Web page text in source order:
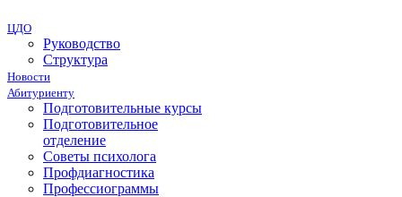
ЦДО
Руководство
Структура
Новости
Абитуриенту
Подготовительные курсы
Подготовительное
отделение
Советы психолога
Профдиагностика
Профессиограммы